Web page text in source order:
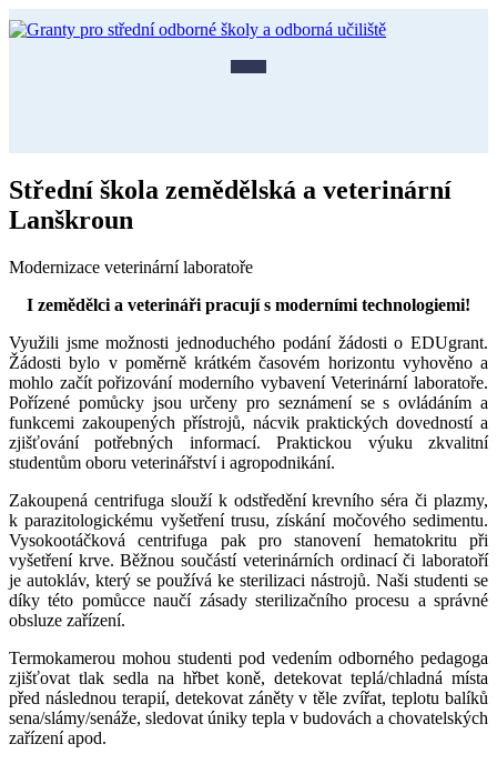
Střední škola zemědělská a veterinární
Lanškroun
Modernizace veterinární laboratoře
I zemědělci a veterináři pracují s moderními technologiemi!
Využili jsme možnosti jednoduchého podání žádosti o EDUgrant.
Žádosti bylo v poměrně krátkém časovém horizontu vyhověno a
mohlo začít pořizování moderního vybavení Veterinární laboratoře.
Pořízené pomůcky jsou určeny pro seznámení se s ovládáním a
funkcemi zakoupených přístrojů, nácvik praktických dovedností a
zjišťování potřebných informací. Praktickou výuku zkvalitní
studentům oboru veterinářství i agropodnikání.
Zakoupená centrifuga slouží k odstředění krevního séra či plazmy,
k parazitologickému vyšetření trusu, získání močového sedimentu.
Vysokootáčková centrifuga pak pro stanovení hematokritu při
vyšetření krve. Běžnou součástí veterinárních ordinací či laboratoří
je autokláv, který se používá ke sterilizaci nástrojů. Naši studenti se
díky této pomůcce naučí zásady sterilizačního procesu a správné
obsluze zařízení.
Termokamerou mohou studenti pod vedením odborného pedagoga
zjišťovat tlak sedla na hřbet koně, detekovat teplá/chladná místa
před následnou terapií, detekovat záněty v těle zvířat, teplotu balíků
sena/slámy/senáže, sledovat úniky tepla v budovách a chovatelských
zařízení apod.